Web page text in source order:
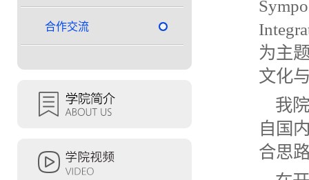
合作交流
为主
文化
我
自国
合思